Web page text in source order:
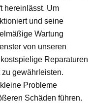
hereinlässt. Um
und seine
Wartung
von unseren
Reparaturen
gewährleisten.
Probleme
Schäden führen.